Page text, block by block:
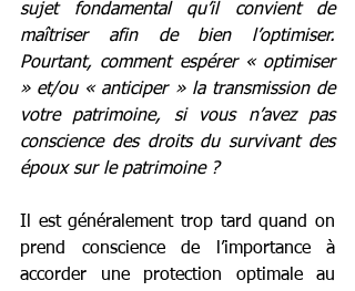
sujet fondamental qu’il convient de
maîtriser afin de bien l’optimiser.
Pourtant, comment espérer « optimiser
» et/ou « anticiper » la transmission de
votre patrimoine, si vous n’avez pas
conscience des droits du survivant des
époux sur le patrimoine ?
Il est généralement trop tard quand on
prend conscience de l’importance à
accorder une protection optimale au